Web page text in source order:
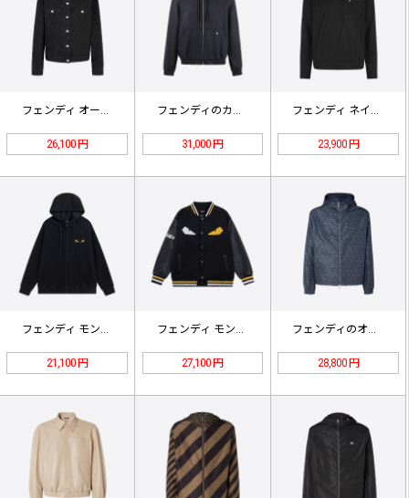
フェンディ オールオーバープリント …
26,100 円
フェンディのカシミア ジップアップ …
31,000 円
フェンディ ネイビーブルー クルーネ…
23,900 円
フェンディ モンスター エンブロイダ…
21,100 円
フェンディ モンスターアイズ ベース…
27,100 円
フェンディのオールオーバープリントリ…
28,800 円